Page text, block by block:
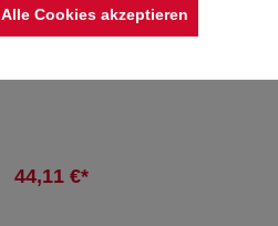
cushionPaper Luftpolsterpapier,
44,11 €*
Alle Cookies akzeptieren